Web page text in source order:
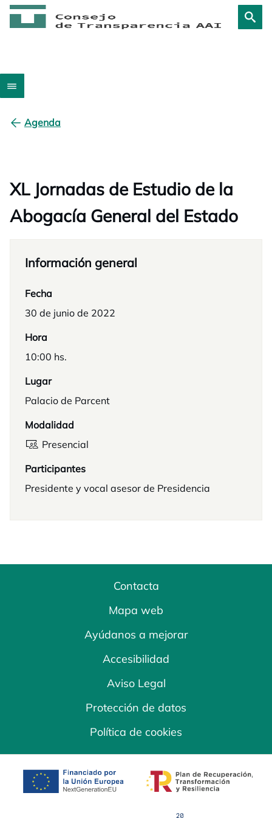
Agenda
XL Jornadas de Estudio de la
Abogacía General del Estado
Información general
Fecha
30 de junio de 2022
Hora
10:00 hs.
Lugar
Palacio de Parcent
Modalidad
Presencial
Participantes
Presidente y vocal asesor de Presidencia
Contacta
Mapa web
Ayúdanos a mejorar
Accesibilidad
Aviso Legal
Protección de datos
Política de cookies
se abre en una pestaña nuevase abre en una